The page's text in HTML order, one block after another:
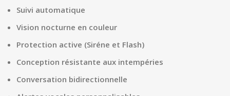
Suivi automatique
Vision nocturne en couleur
Protection active (Siréne et Flash)
Conception résistante aux intempéries
Conversation bidirectionnelle